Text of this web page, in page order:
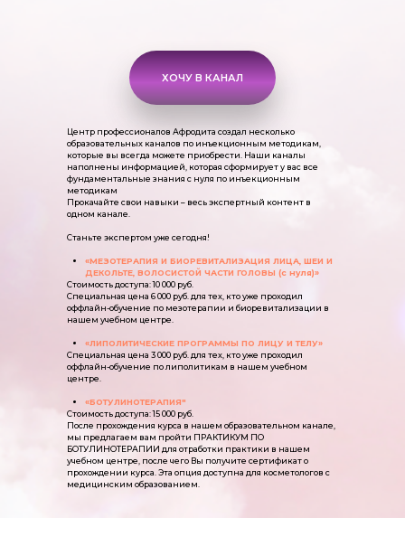
Центр профессионалов Афродита создал несколько
образовательных каналов по инъекционным методикам,
которые вы всегда можете приобрести. Наши каналы
наполнены информацией, которая сформирует у вас все
фундаментальные знания с нуля по инъекционным
методикам
Прокачайте свои навыки – весь экспертный контент в
одном канале.
Станьте экспертом уже сегодня!
«МЕЗОТЕРАПИЯ И БИОРЕВИТАЛИЗАЦИЯ ЛИЦА, ШЕИ И
ДЕКОЛЬТЕ, ВОЛОСИСТОЙ ЧАСТИ ГОЛОВЫ (с нуля)»
Стоимость доступа: 10 000 руб.
Специальная цена 6 000 руб. для тех, кто уже проходил
оффлайн-обучение по мезотерапии и биоревитализации в
нашем учебном центре.
«ЛИПОЛИТИЧЕСКИЕ ПРОГРАММЫ ПО ЛИЦУ И ТЕЛУ»
Специальная цена 3 000 руб. для тех, кто уже проходил
оффлайн-обучение по липолитикам в нашем учебном
центре.
«БОТУЛИНОТЕРАПИЯ"
Стоимость доступа: 15 000 руб.
После прохождения курса в нашем образовательном канале,
мы предлагаем вам пройти ПРАКТИКУМ ПО
БОТУЛИНОТЕРАПИИ для отработки практики в нашем
учебном центре, после чего Вы получите сертификат о
прохождении курса. Эта опция доступна для косметологов с
медицинским образованием.
ХОЧУ В КАНАЛ